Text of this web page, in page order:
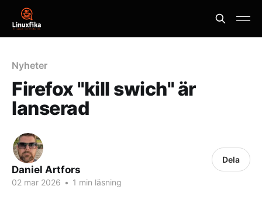
Nyheter
Firefox "kill swich" är
lanserad
Daniel Artfors
02 mar 2026 • 1 min läsning
Dela